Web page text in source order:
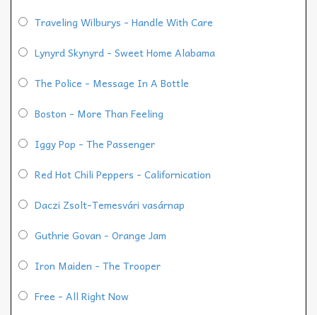
Traveling Wilburys - Handle With Care
Lynyrd Skynyrd - Sweet Home Alabama
The Police - Message In A Bottle
Boston - More Than Feeling
Iggy Pop - The Passenger
Red Hot Chili Peppers - Californication
Daczi Zsolt-Temesvári vasárnap
Guthrie Govan - Orange Jam
Iron Maiden - The Trooper
Free - All Right Now